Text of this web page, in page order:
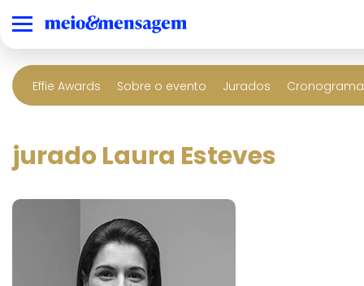
Effie Awards Sobre o evento Jurados
jurado Laura Esteves